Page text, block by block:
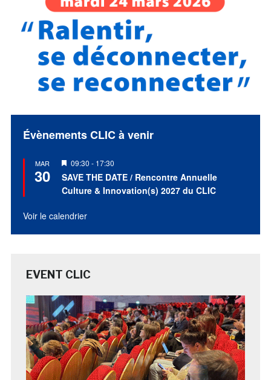
Évènements CLIC à venir
MAR
30
Mis
en
avant
09:30 - 17:30
SAVE THE DATE / Rencontre Annuelle
Culture & Innovation(s) 2027 du CLIC
Voir le calendrier
EVENT CLIC